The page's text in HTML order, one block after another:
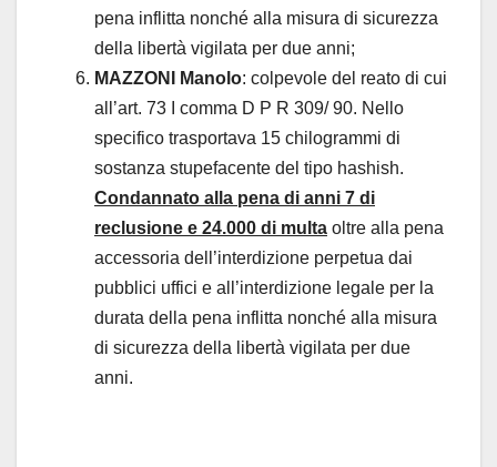
pena inflitta nonché alla misura di sicurezza
della libertà vigilata per due anni;
MAZZONI Manolo: colpevole del reato di cui
all’art. 73 I comma D P R 309/ 90. Nello
specifico trasportava 15 chilogrammi di
sostanza stupefacente del tipo hashish.
Condannato alla pena di anni 7 di
reclusione e 24.000 di multa oltre alla pena
accessoria dell’interdizione perpetua dai
pubblici uffici e all’interdizione legale per la
durata della pena inflitta nonché alla misura
di sicurezza della libertà vigilata per due
anni.